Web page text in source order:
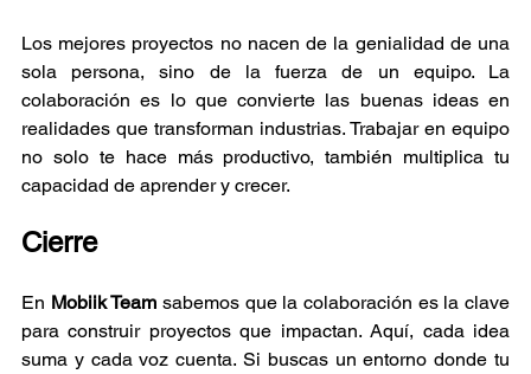
Los mejores proyectos no nacen de la genialidad de una
sola persona, sino de la fuerza de un equipo. La
colaboración es lo que convierte las buenas ideas en
realidades que transforman industrias. Trabajar en equipo
no solo te hace más productivo, también multiplica tu
capacidad de aprender y crecer.
Cierre
En Mobiik Team sabemos que la colaboración es la clave
para construir proyectos que impactan. Aquí, cada idea
suma y cada voz cuenta. Si buscas un entorno donde tu